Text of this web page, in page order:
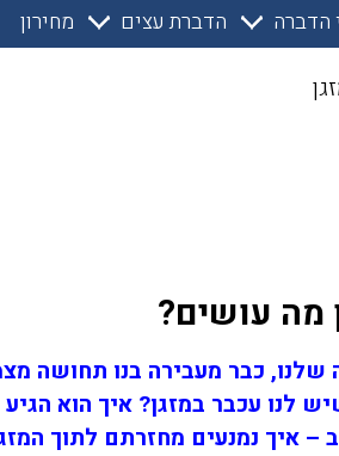
הדברה הדברת עצים מחירון
מה עושים?
כבר מעבירה בנו תחושה
לנו עכבר במזגן? איך הוא
– איך נמנעים מחזרתם לתוך